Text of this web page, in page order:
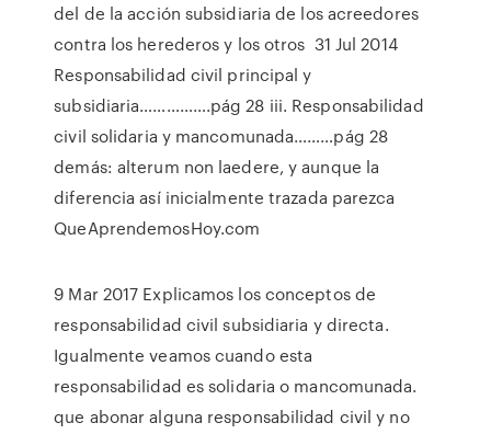
del de la acción subsidiaria de los acreedores
contra los herederos y los otros 31 Jul 2014
Responsabilidad civil principal y
subsidiaria…………….pág 28 iii. Responsabilidad
civil solidaria y mancomunada………pág 28
demás: alterum non laedere, y aunque la
diferencia así inicialmente trazada parezca
QueAprendemosHoy.com
9 Mar 2017 Explicamos los conceptos de
responsabilidad civil subsidiaria y directa.
Igualmente veamos cuando esta
responsabilidad es solidaria o mancomunada.
que abonar alguna responsabilidad civil y no